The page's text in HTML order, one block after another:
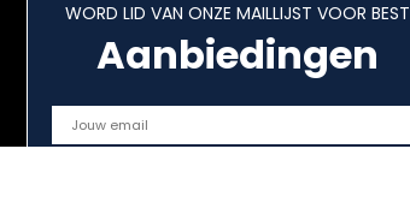
WORD LID VAN ONZE MAILLIJST VOOR BEST
Aanbiedingen